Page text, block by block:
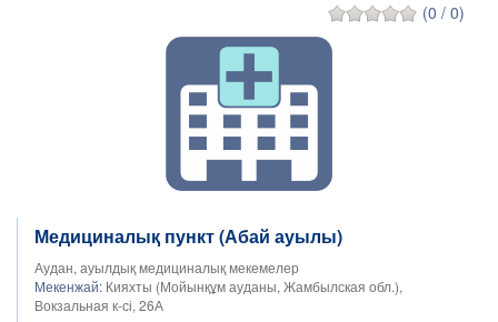
(0 / 0)
Медициналық пункт (Абай ауылы)
Аудан, ауылдық медициналық мекемелер
Мекенжай: Кияхты (Мойынқұм ауданы, Жамбылская обл.),
Вокзальная к-сі, 26А